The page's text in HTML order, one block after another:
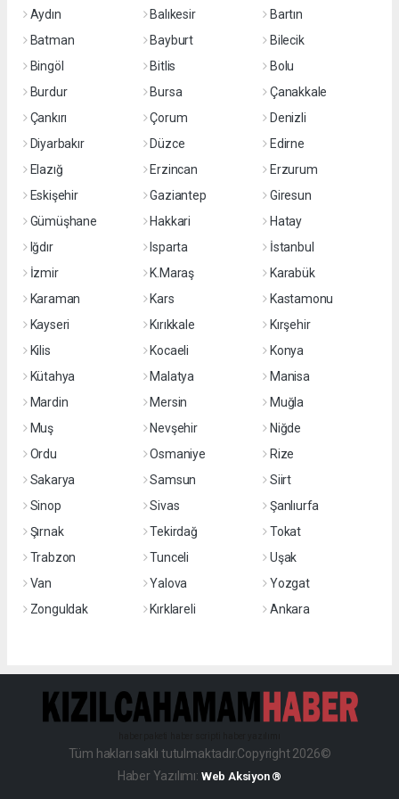
Aydın
Balıkesir
Bartın
Batman
Bayburt
Bilecik
Bingöl
Bitlis
Bolu
Burdur
Bursa
Çanakkale
Çankırı
Çorum
Denizli
Diyarbakır
Düzce
Edirne
Elazığ
Erzincan
Erzurum
Eskişehir
Gaziantep
Giresun
Gümüşhane
Hakkari
Hatay
Iğdır
Isparta
İstanbul
İzmir
K.Maraş
Karabük
Karaman
Kars
Kastamonu
Kayseri
Kırıkkale
Kırşehir
Kilis
Kocaeli
Konya
Kütahya
Malatya
Manisa
Mardin
Mersin
Muğla
Muş
Nevşehir
Niğde
Ordu
Osmaniye
Rize
Sakarya
Samsun
Siirt
Sinop
Sivas
Şanlıurfa
Şırnak
Tekirdağ
Tokat
Trabzon
Tunceli
Uşak
Van
Yalova
Yozgat
Zonguldak
Kırklareli Ankara
Tüm hakları saklı tutulmaktadır.Copyright 2026©
Haber Yazılımı: Web Aksiyon ®